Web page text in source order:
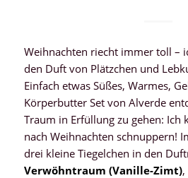
Weihnachten riecht immer toll –
den Duft von Plätzchen und
Einfach etwas Süßes, Warmes,
Körperbutter Set von Alverde
Traum in Erfüllung zu gehen: Ich
nach Weihnachten schnuppern!
drei kleine Tiegelchen in den
Verwöhntraum (Vanille-Zimt),